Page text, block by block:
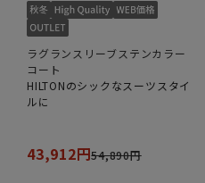
ラグランスリーブステンカラー
コート
HILTONのシックなスーツスタイ
ルに
43,912円54,890円